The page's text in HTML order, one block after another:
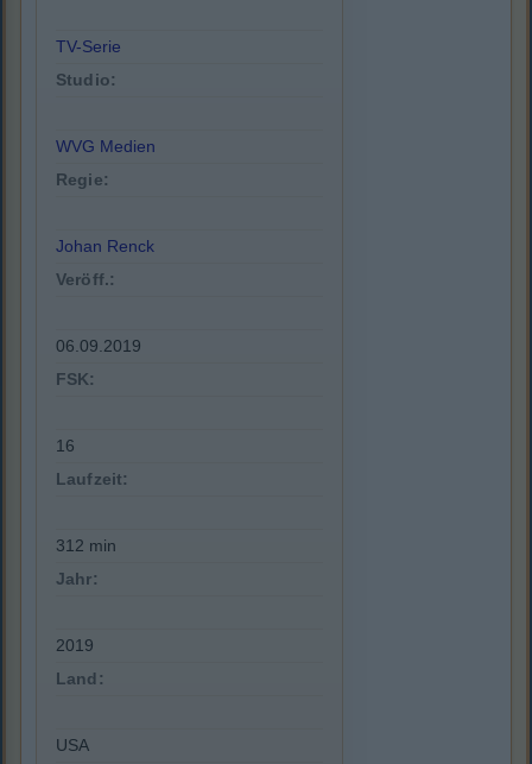
TV-Serie
Studio:
WVG Medien
Regie:
Johan Renck
Veröff.:
06.09.2019
FSK:
16
Laufzeit:
312 min
Jahr:
2019
Land:
USA